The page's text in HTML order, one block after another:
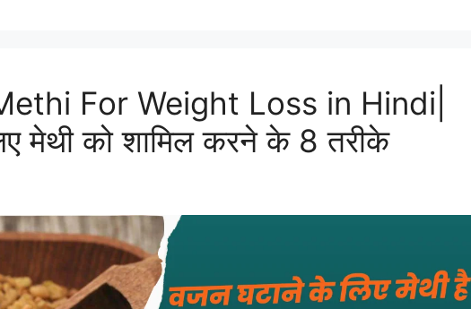
For Weight Loss in Hindi|
मेथी को शामिल करने के 8 तरीके